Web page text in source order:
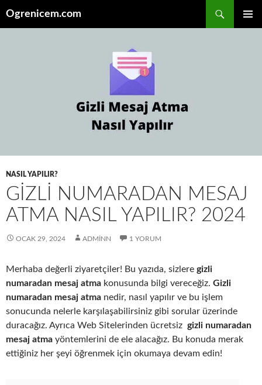
Ogrenicem.com
NASIL YAPILIR?
GIZLI NUMARADAN MESAJ
ATMA NASIL YAPILIR? 2024
OCAK 29, 2024 ADMINN 1 YORUM
Merhaba değerli ziyaretçiler! Bu yazıda, sizlere gizli
numaradan mesaj atma konusunda bilgi vereceğiz. Gizli
numaradan mesaj atma nedir, nasıl yapılır ve bu işlem
sonucunda nelerle karşılaşabilirsiniz gibi sorular üzerinde
duracağız. Ayrıca Web Sitelerinden ücretsiz gizli numaradan
mesaj atma yöntemlerini de ele alacağız. Bu konuda merak
ettiğiniz her şeyi öğrenmek için okumaya devam edin!